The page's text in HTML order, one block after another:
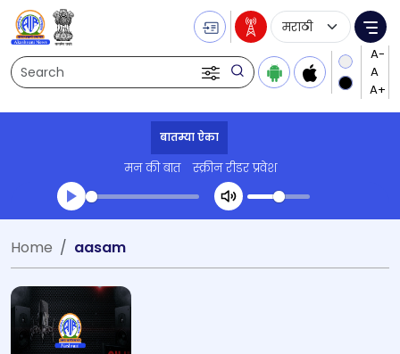
Search
Language
बातम्या ऐका
मन की बात स्क्रीन रीडर प्रवेश
Transcript summary
Home aasam